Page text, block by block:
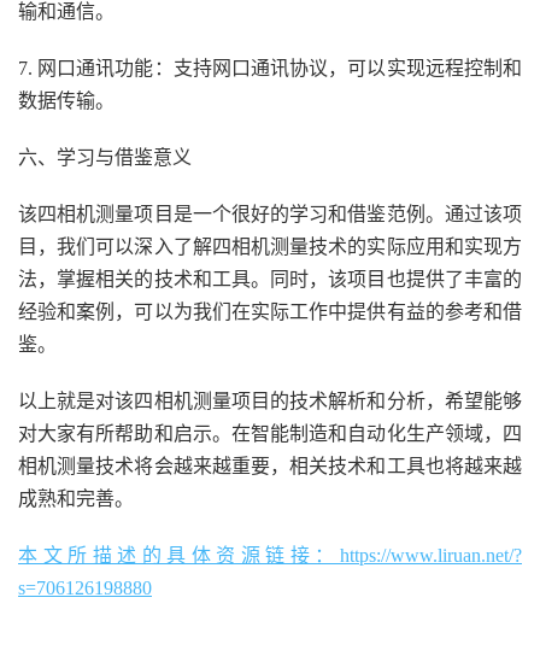
输和通信。
7. 网口通讯功能：支持网口通讯协议，可以实现远程控制和
数据传输。
六、学习与借鉴意义
该四相机测量项目是一个很好的学习和借鉴范例。通过该项
目，我们可以深入了解四相机测量技术的实际应用和实现方
法，掌握相关的技术和工具。同时，该项目也提供了丰富的
经验和案例，可以为我们在实际工作中提供有益的参考和借
鉴。
以上就是对该四相机测量项目的技术解析和分析，希望能够
对大家有所帮助和启示。在智能制造和自动化生产领域，四
相机测量技术将会越来越重要，相关技术和工具也将越来越
成熟和完善。
本文所描述的具体资源链接：https://www.liruan.net/?
s=706126198880